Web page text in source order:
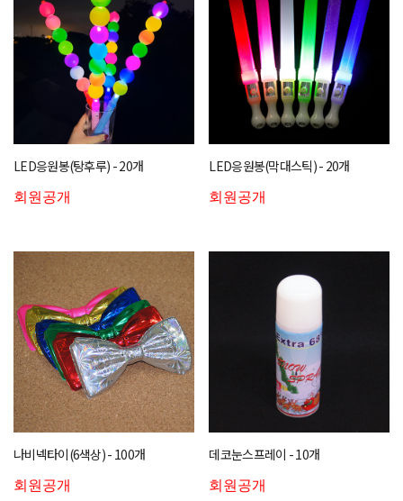
LED응원봉(탕후루) - 20개
회원공개
LED응원봉(막대스틱) - 20개
회원공개
나비넥타이(6색상) - 100개
회원공개
데코눈스프레이 - 10개
회원공개